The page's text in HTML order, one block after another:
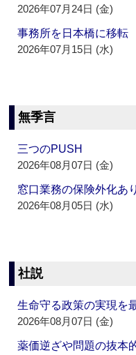
2026年07月24日 (金)
事務所を日本橋に移
2026年07月15日 (水)
無季言
三つのPUSH
2026年08月07日 (金)
窓口業務の保険外化あ
2026年08月05日 (水)
社説
生命守る政策の実現を
2026年08月07日 (金)
薬価逆ざや問題の抜本